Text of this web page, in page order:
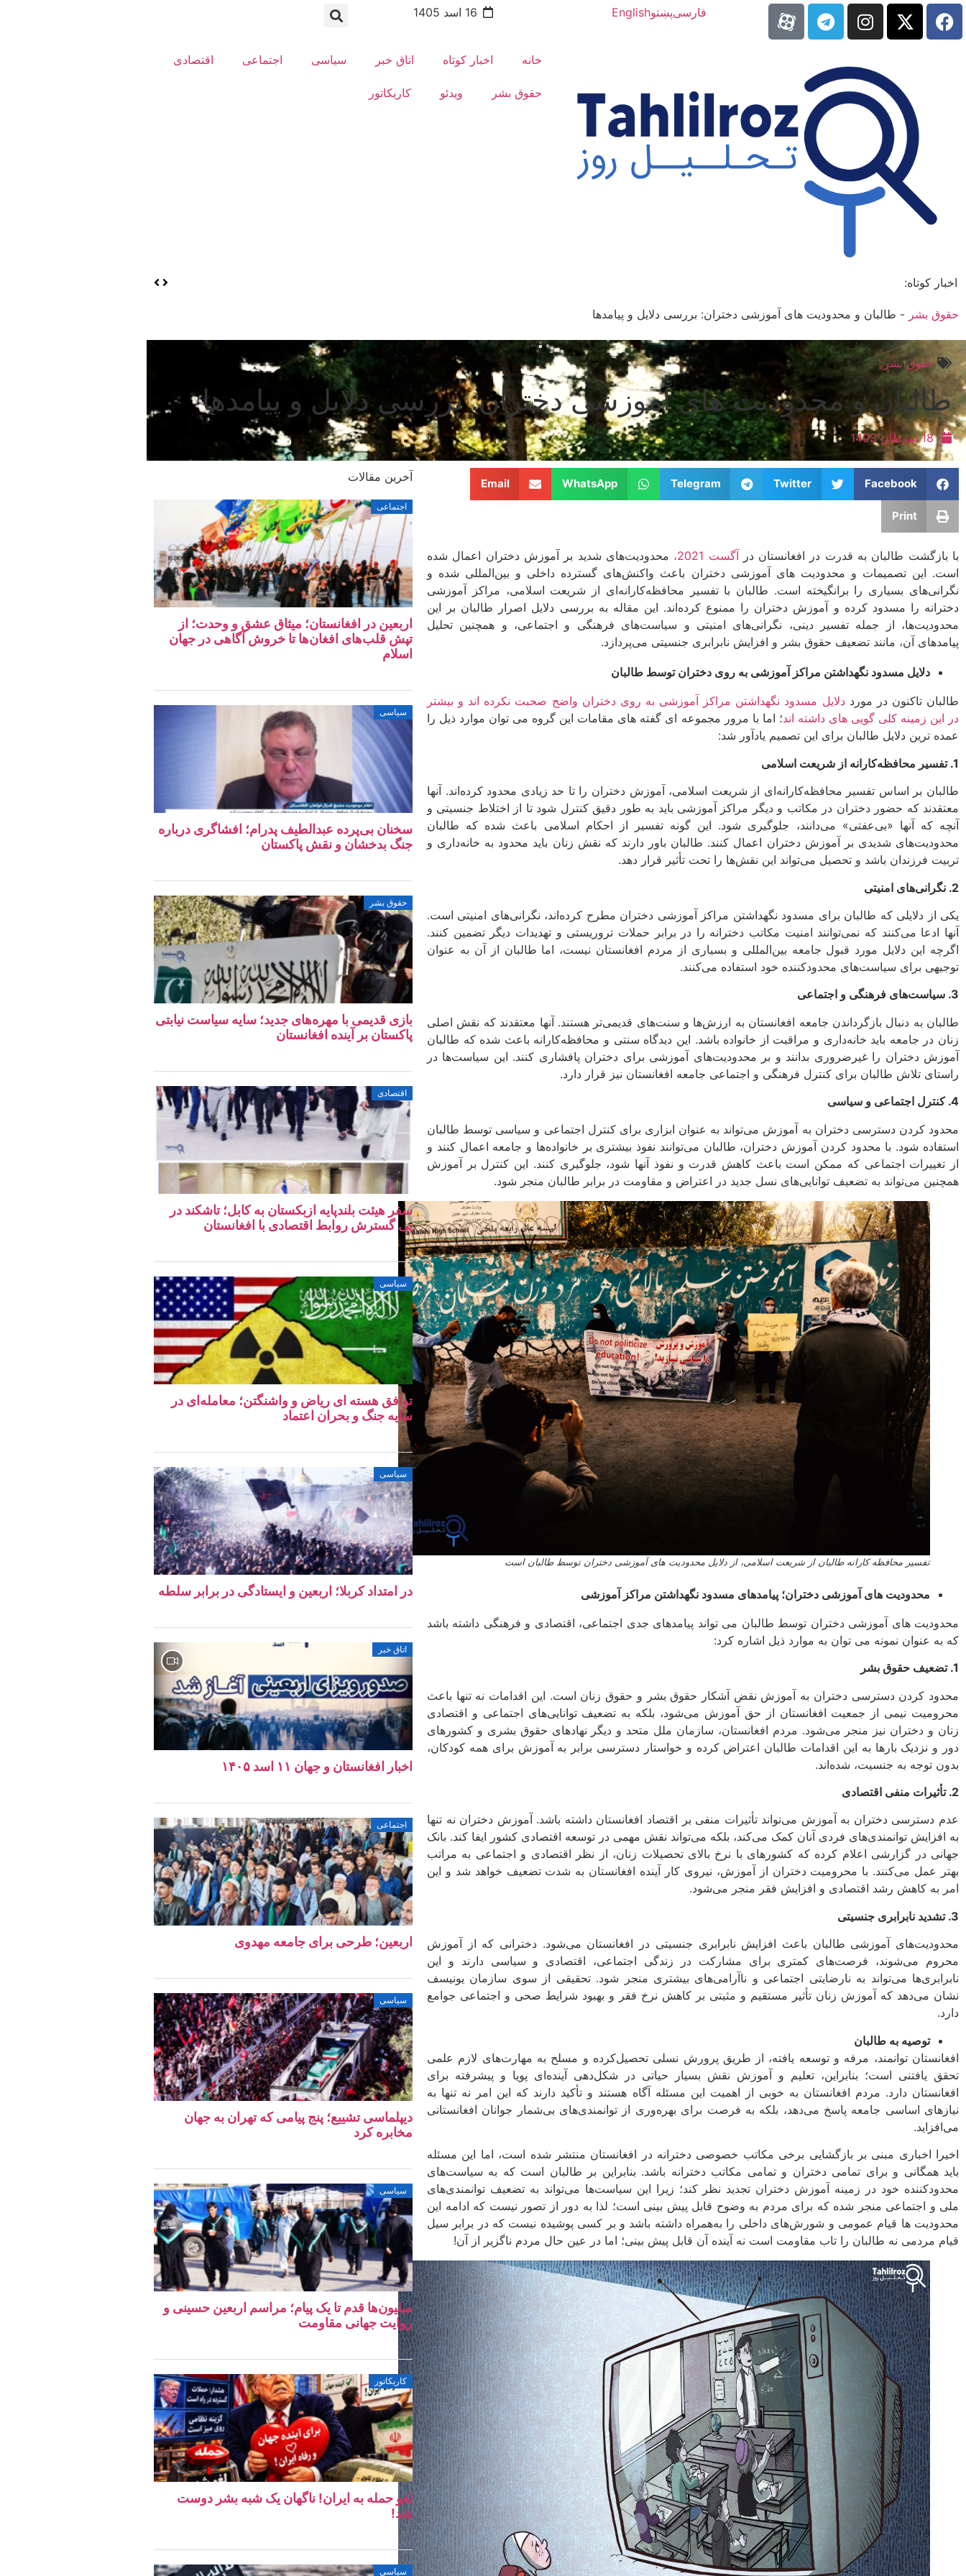
فارسیپښتوEnglish 16 اسد 1405
خانه اخبار کوتاه اتاق خبر سیاسی اجتماعی اقتصادی
حقوق بشر ویدئو کاریکاتور
اخبار کوتاه:
حقوق بشر - طالبان و محدودیت­ های آموزشی دختران: بررسی دلایل و پیامدها
حقوق بشر
طالبان و محدودیت­ های آموزشی دختران: بررسی دلایل و پیامدها
18 سرطان 1403
Facebook
Twitter
Telegram
WhatsApp
Email
Print
با بازگشت طالبان به قدرت در افغانستان درآگست 2021،
محدودیت‌های شدید بر آموزش دختران اعمال شده
است. این تصمیمات و محدودیت­ های آموزشی دختران باعث واکنش‌های گسترده داخلی و بین‌المللی شده و
نگرانی‌های بسیاری را برانگیخته است. طالبان با تفسیر محافظه‌کارانه‌ای از شریعت اسلامی، مراکز آموزشی
دخترانه را مسدود کرده و آموزش دختران را ممنوع کرده‌اند. این مقاله به بررسی دلایل اصرار طالبان بر این
محدودیت‌ها، از جمله تفسیر دینی، نگرانی‌های امنیتی و سیاست‌های فرهنگی و اجتماعی، و همچنین تحلیل
پیامدهای آن، مانند تضعیف حقوق بشر و افزایش نابرابری جنسیتی می‌پردازد.
دلایل مسدود نگهداشتن مراکز آموزشی به روی دختران توسط طالبان
طالبان تاکنون در مورددلایل مسدود نگهداشتن مراکز آموزشی به روی دختران واضح صحبت نکرده ­اند و بیشتر
در این زمینه کلی گویی­ های داشته ­اند؛ اما با مرور مجموعه­ ای گفته های مقامات این گروه می ­توان موارد ذیل را
عمده ­ترین دلایل طالبان برای این تصمیم یادآور شد:
1. تفسیر محافظه‌کارانه از شریعت اسلامی
طالبان بر اساس تفسیر محافظه‌کارانه‌ای از شریعت اسلامی، آموزش دختران را تا حد زیادی محدود کرده‌اند. آنها
معتقدند که حضور دختران در مکاتب و دیگر مراکز آموزشی باید به طور دقیق کنترل شود تا از اختلاط جنسیتی و
آنچه که آنها «بی‌عفتی» می‌دانند، جلوگیری شود. این گونه تفسیر از احکام اسلامی باعث شده که طالبان
محدودیت‌های شدیدی بر آموزش دختران اعمال کنند. طالبان باور دارند که نقش زنان باید محدود به خانه‌داری و
تربیت فرزندان باشد و تحصیل می‌تواند این نقش‌ها را تحت تأثیر قرار دهد.
2. نگرانی‌های امنیتی
یکی از دلایلی که طالبان برای مسدود نگهداشتن مراکز آموزشی دختران مطرح کرده‌اند، نگرانی‌های امنیتی است.
آنها ادعا می‌کنند که نمی‌توانند امنیت مکاتب دخترانه را در برابر حملات تروریستی و تهدیدات دیگر تضمین کنند.
اگرچه این دلایل مورد قبول جامعه بین‌المللی و بسیاری از مردم افغانستان نیست، اما طالبان از آن به عنوان
توجیهی برای سیاست‌های محدودکننده خود استفاده می‌کنند.
3. سیاست‌های فرهنگی و اجتماعی
طالبان به دنبال بازگرداندن جامعه افغانستان به ارزش‌ها و سنت‌های قدیمی‌تر هستند. آنها معتقدند که نقش اصلی
زنان در جامعه باید خانه‌داری و مراقبت از خانواده باشد. این دیدگاه سنتی و محافظه‌کارانه باعث شده که طالبان
آموزش دختران را غیرضروری بدانند و بر محدودیت‌های آموزشی برای دختران پافشاری کنند. این سیاست‌ها در
راستای تلاش طالبان برای کنترل فرهنگی و اجتماعی جامعه افغانستان نیز قرار دارد.
4. کنترل اجتماعی و سیاسی
محدود کردن دسترسی دختران به آموزش می‌تواند به عنوان ابزاری برای کنترل اجتماعی و سیاسی توسط طالبان
استفاده شود. با محدود کردن آموزش دختران، طالبان می‌توانند نفوذ بیشتری بر خانواده‌ها و جامعه اعمال کنند و
از تغییرات اجتماعی که ممکن است باعث کاهش قدرت و نفوذ آنها شود، جلوگیری کنند. این کنترل بر آموزش
همچنین می‌تواند به تضعیف توانایی‌های نسل جدید در اعتراض و مقاومت در برابر طالبان منجر شود.
تفسیر محافظه کارانه طالبان از شریعت اسلامی، از دلایل محدودیت­ های آموزشی دختران توسط طالبان است
محدودیت­ های آموزشی دختران؛ پیامدهای مسدود نگهداشتن مراکز آموزشی
محدودیت­ های آموزشی دختران توسط طالبان می ­تواند پیامدهای جدی اجتماعی، اقتصادی و فرهنگی داشته باشد
که به عنوان نمونه می ­توان به موارد ذیل اشاره کرد:
1. تضعیف حقوق بشر
محدود کردن دسترسی دختران به آموزش نقض آشکار حقوق بشر و حقوق زنان است. این اقدامات نه تنها باعث
محرومیت نیمی از جمعیت افغانستان از حق آموزش می‌شود، بلکه به تضعیف توانایی‌های اجتماعی و اقتصادی
زنان و دختران نیز منجر می‌شود. مردم افغانستان، سازمان ملل متحد و دیگر نهادهای حقوق بشری و کشورهای
دور و نزدیک بارها به این اقدامات طالبان اعتراض کرده و خواستار دسترسی برابر به آموزش برای همه کودکان،
بدون توجه به جنسیت، شده‌اند.
2. تأثیرات منفی اقتصادی
عدم دسترسی دختران به آموزش می‌تواند تأثیرات منفی بر اقتصاد افغانستان داشته باشد. آموزش دختران نه تنها
به افزایش توانمندی‌های فردی آنان کمک می‌کند، بلکه می‌تواند نقش مهمی در توسعه اقتصادی کشور ایفا کند. بانک
جهانی در گزارشی اعلام کرده که کشورهای با نرخ بالای تحصیلات زنان، از نظر اقتصادی و اجتماعی به مراتب
بهتر عمل می‌کنند. با محرومیت دختران از آموزش، نیروی کار آینده افغانستان به شدت تضعیف خواهد شد و این
امر به کاهش رشد اقتصادی و افزایش فقر منجر می‌شود.
3. تشدید نابرابری جنسیتی
محدودیت‌های آموزشی طالبان باعث افزایش نابرابری جنسیتی در افغانستان می‌شود. دخترانی که از آموزش
محروم می‌شوند، فرصت‌های کمتری برای مشارکت در زندگی اجتماعی، اقتصادی و سیاسی دارند و این
نابرابری‌ها می‌تواند به نارضایتی اجتماعی و ناآرامی‌های بیشتری منجر شود. تحقیقی از سوی سازمان یونیسف
نشان می‌دهد که آموزش زنان تأثیر مستقیم و مثبتی بر کاهش نرخ فقر و بهبود شرایط صحی و اجتماعی جوامع
دارد.
توصیه به طالبان
افغانستان توانمند، مرفه و توسعه یافته، از طریق پرورش نسلی تحصیل‌کرده و مسلح به مهارت‌های لازم علمی
تحقق یافتنی است؛ بنابراین، تعلیم و آموزش نقش بسیار حیاتی در شکل‌دهی آینده‌ای پویا و پیشرفته برای
افغانستان دارد. مردم افغانستان به خوبی از اهمیت این مسئله آگاه هستند و تأکید دارند که این امر نه تنها به
نیازهای اساسی جامعه پاسخ می‌دهد، بلکه به فرصت برای بهره‌وری از توانمندی‌های بی‌شمار جوانان افغانستانی
می‌افزاید.
اخیرا اخباری مبنی بر بازگشایی برخی مکاتب خصوصی دخترانه در افغانستان منتشر شده است، اما این مسئله
باید همگانی و برای تمامی دختران و تمامی مکاتب دخترانه باشد. بنابراین بر طالبان است که به سیاست‌های
محدودکننده خود در زمینه آموزش دختران تجدید نظر کند؛ زیرا این سیاست‌ها می‌تواند به تضعیف توانمندی‌های
ملی و اجتماعی منجر شده که برای مردم به وضوح قابل پیش­ بینی است؛ لذا به دور از تصور نیست که ادامه این
محدودیت­ ها قیام عمومی و شورش‌های داخلی را به‌همراه داشته باشد و بر کسی پوشیده نیست که در برابر سیل
قیام مردمی نه طالبان را تاب مقاومت است نه آینده آن قابل پیش بینی؛ اما در عین حال مردم ناگزیر از آن!
آخرین مقالات
اجتماعی
اربعین در افغانستان؛ میثاق عشق و وحدت؛ از
تپش‌ قلب‌های افغان‌ها تا خروش آگاهی در جهان
اسلام
سیاسی
سخنان بی‌پرده عبدالطیف پدرام؛ افشاگری درباره
جنگ بدخشان و نقش پاکستان
حقوق بشر
بازی قدیمی با مهره‌های جدید؛ سایه سیاست نیابتی
پاکستان بر آینده افغانستان
اقتصادی
سفر هیئت بلندپایه ازبکستان به کابل؛ تاشکند در
پی گسترش روابط اقتصادی با افغانستان
سیاسی
توافق هسته‌ ای ریاض و واشنگتن؛ معامله‌ای در
سایه جنگ و بحران اعتماد
سیاسی
در امتداد کربلا؛ اربعین و ایستادگی در برابر سلطه
اتاق خبر
اخبار افغانستان و جهان ۱۱ اسد ۱۴۰۵
اجتماعی
اربعین؛ طرحی برای جامعه مهدوی
سیاسی
دیپلماسی تشییع؛ پنج پیامی که تهران به جهان
مخابره کرد
سیاسی
میلیون‌ها قدم تا یک پیام؛ مراسم اربعین حسینی و
روایت جهانی مقاومت
کاریکاتور
لغو حمله به ایران! ناگهان یک شبه بشر دوست
شد!
سیاسی